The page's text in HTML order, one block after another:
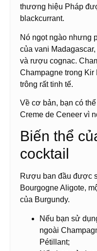
thương hiệu Pháp
blackcurrant.
Nó ngọt ngào nhưng
của vani
và rượu cognac.
Champagne trong Kir
trông rất tinh tế.
Về cơ bản, bạn có
Creme de Ceneer vì
Biến thể
cocktail
Rượu ban đầu được
Bourgogne Aligote,
của Burgundy.
Nếu bạn sử
ngoài
Pétillant;